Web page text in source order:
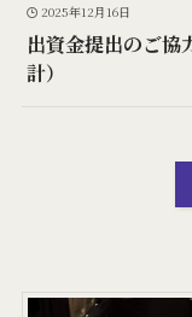
2025年12月16日
出資金提出のご
計）